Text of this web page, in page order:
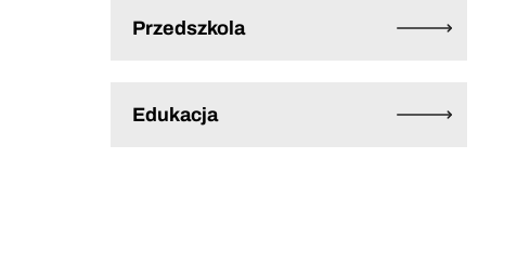
Przedszkola
Edukacja